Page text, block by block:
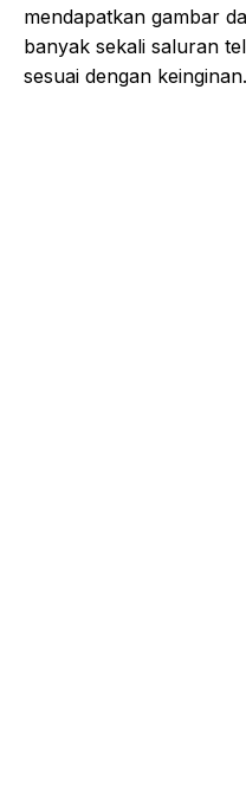
mendapatkan gambar
banyak sekali saluran
sesuai dengan keinginan.